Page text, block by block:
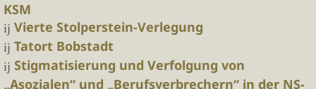
KSM
Vierte Stolperstein-Verlegung
Tatort Bobstadt
Stigmatisierung und Verfolgung von
„Asozialen“ und „Berufsverbrechern“ in der NS-